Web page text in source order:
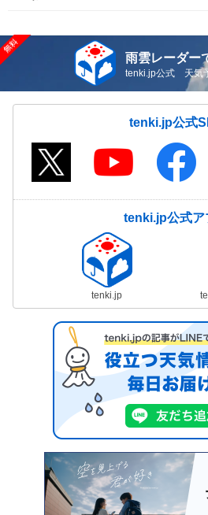
雨雲レーダー
tenki.jp公式 天気
tenki.jp公式
tenki.jp公式ア
tenki.jp